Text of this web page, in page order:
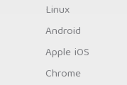
Linux
Android
Apple iOS
Chrome